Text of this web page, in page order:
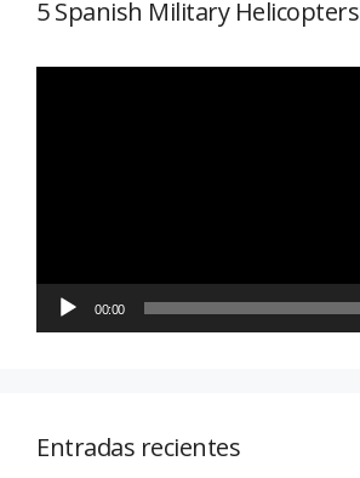
5 Spanish Military Helicopters
00:00
Entradas recientes